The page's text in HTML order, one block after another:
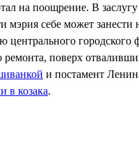
на поощрение. В
мэрия себе может занести
центрального городского
ремонта, поверх
и постамент
в козака.